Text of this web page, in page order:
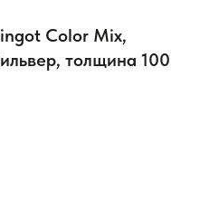
Color Mix,
толщина 100